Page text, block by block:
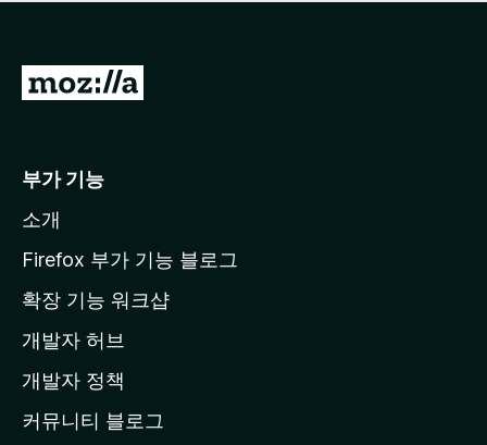
점
습
니
M
l
a
페
이
지
이
부가 기능
소개
Firefox 부가 기능 블로그
확장 기능 워크샵
개발자 허브
개발자 정책
커뮤니티 블로그